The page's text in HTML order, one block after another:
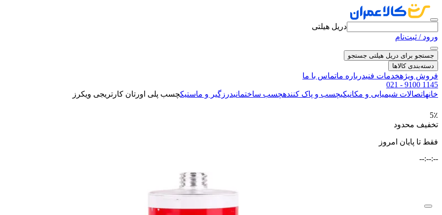
دریل هیلتی
ورود / ثبت‌نام
جستجو برای دریل هیلتی جستجو
دسته‌بندی کالاها
فروش ویژهخدمات فنیدرباره ماتماس با ما
021 - 9100 1145
خانهاتصالات شیمیایی و مکانیکیچسب و پاک کنندهچسب ساختمانیدرزگیر و ماستیکچسب پلی اورتان کارتریجی ویکرز
5٪
تخفیف محدود
فقط تا پایان امروز
--:--:--